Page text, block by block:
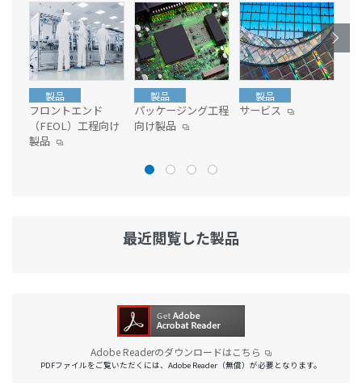
製品
フロントエンド
（FEOL）工程向け
製品
製品
パッケージング工程
向け製品
製品
サービス
最近閲覧した製品
Adobe Readerのダウンロードはこちら
PDFファイルをご覧いただくには、Adobe Reader（無償）が必要となります。